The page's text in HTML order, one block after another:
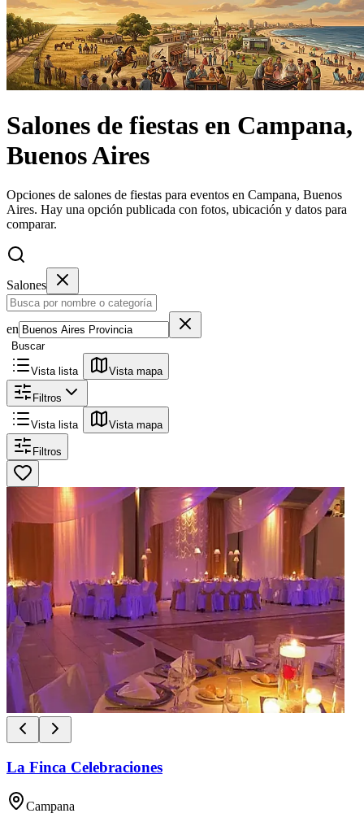
Salones de fiestas en Campana,
Buenos Aires
Opciones de salones de fiestas para eventos en Campana, Buenos
Aires. Hay una opción publicada con fotos, ubicación y datos para
comparar.
Salones
en
Buscar
Vista lista Vista mapa
Filtros
Vista lista Vista mapa
Filtros
La Finca Celebraciones
Campana